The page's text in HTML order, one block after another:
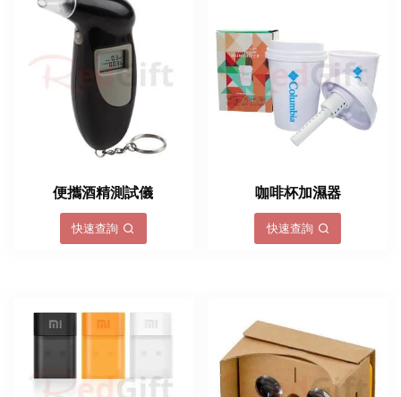
便攜酒精測試儀
快速查詢
咖啡杯加濕器
快速查詢